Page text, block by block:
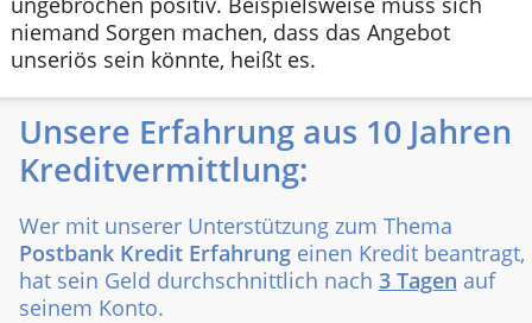
niemand Sorgen machen, dass das Angebot
unseriös sein könnte, heißt es.
Unsere Erfahrung aus 10 Jahren
Kreditvermittlung:
Wer mit unserer Unterstützung zum Thema
Postbank Kredit Erfahrungeinen Kredit beantragt,
hat sein Geld durchschnittlich nach 3 Tagen auf
seinem Konto.